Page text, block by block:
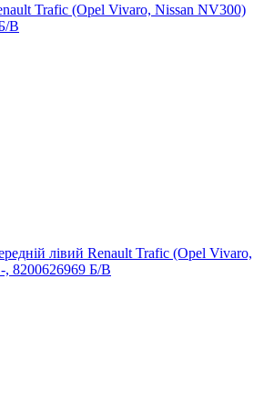
Trafic (Opel Vivaro, Nissan NV300)
В
лівий Renault Trafic (Opel Vivaro,
, 8200626969 Б/В